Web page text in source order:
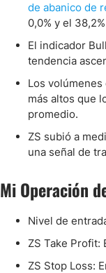
de abanico de
0,0% y el
El indicador
tendencia
Los
más altos que
promedio.
ZS subió a
una señal de
Mi Operación
Nivel de
ZS Take
ZS Stop Loss: